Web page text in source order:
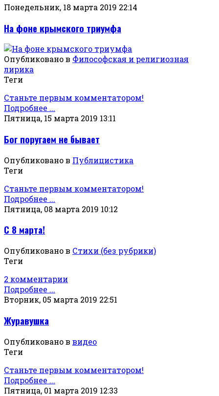
Понедельник, 18 марта 2019 22:14
На фоне крымского триумфа
Опубликовано в Философская и религиозная
лирика
Теги
Станьте первым комментатором!
Подробнее ...
Пятница, 15 марта 2019 13:11
Бог поругаем не бывает
Опубликовано в Публицистика
Теги
Станьте первым комментатором!
Подробнее ...
Пятница, 08 марта 2019 10:12
С 8 марта!
Опубликовано в Стихи (без рубрики)
Теги
2 комментарии
Подробнее ...
Вторник, 05 марта 2019 22:51
Журавушка
Опубликовано в видео
Теги
Станьте первым комментатором!
Подробнее ...
Пятница, 01 марта 2019 12:33